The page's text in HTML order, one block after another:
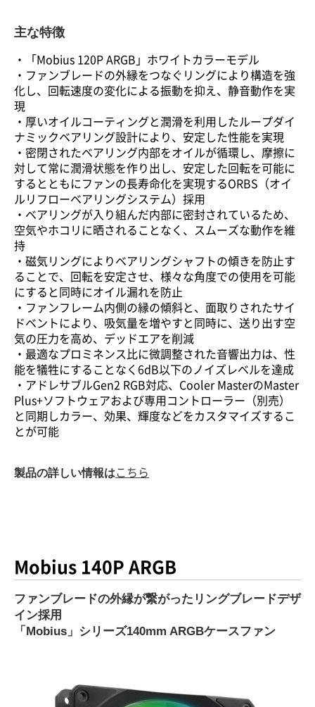
主な特徴
・「Mobius 120P ARGB」ホワイトカラーモデル
・ファンブレードの外縁をつなぐリングにより構造を強
化し、回転速度の変化による振動を抑え、静音動作を実
現
・厚いオイルコーティングと潤滑を利用したループダイ
ナミックベアリング設計により、安定した性能を実現
・密閉されたベアリング内部をオイルが循環し、摩擦に
対して常に潤滑状態を作り出し、安定した回転を可能に
するとともにファンの長寿命化を実現するORBS（オイ
ルリフローベアリングシステム）採用
・ベアリングが入り組んだ内部に密封されているため、
空気やホコリに晒されることなく、スムーズな動作を維
持
・磁気リングによりベアリングシャフトの傾きを防止す
ることで、回転を安定させ、様々な角度での使用を可能
にすると同時にオイル漏れを防止
・ファンフレーム内側の縁の傾斜と、面取りされたサイ
ドベントにより、吸気量を増やすと同時に、送り出す空
気の圧力を高め、デッドエアを削減
・最適なプロミネンス比に微調整された音響出力は、性
能を犠牲にすることなく6dB以下のノイズレベルを達成
・アドレサブルGen2 RGB対応、Cooler MasterのMaster
Plus+ソフトウェアおよび専用コントローラー（別売）
と同期しカラー、効果、輝度などをカスタマイズするこ
とが可能
製品の詳しい情報はこちら
Mobius 140P ARGB
ファンブレードの外縁が繋がったリングブレードデザ
イン採用
「Mobius」シリーズ140mm ARGBケースファン